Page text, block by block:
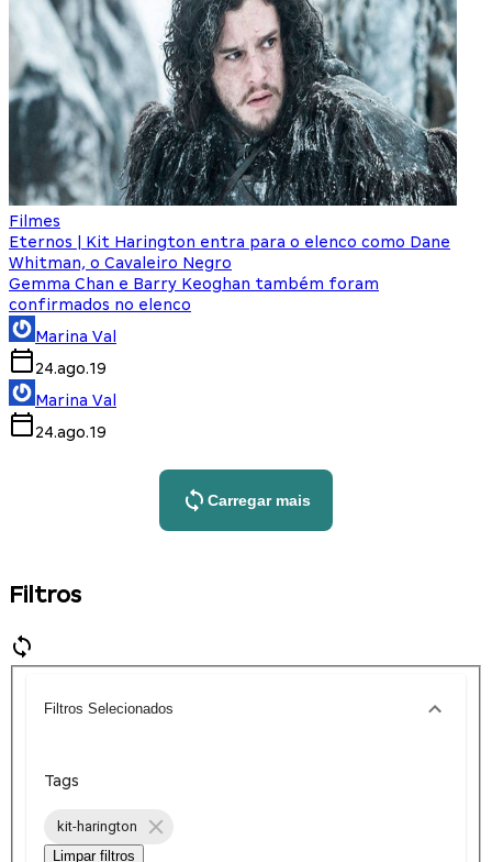
Filmes
Eternos | Kit Harington entra para o elenco como Dane
Whitman, o Cavaleiro Negro
Gemma Chan e Barry Keoghan também foram
confirmados no elenco
Marina Val
24.ago.19
Marina Val
24.ago.19
Carregar mais
Filtros
Filtros Selecionados
Tags
kit-harington
Limpar filtros